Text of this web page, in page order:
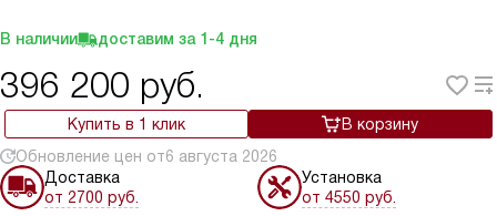
В наличии доставим за 1-4 дня
396 200 руб.
Купить в 1 клик
В корзину
Обновление цен от6 августа 2026
Доставка
от 2700 руб.
Установка
от 4550 руб.